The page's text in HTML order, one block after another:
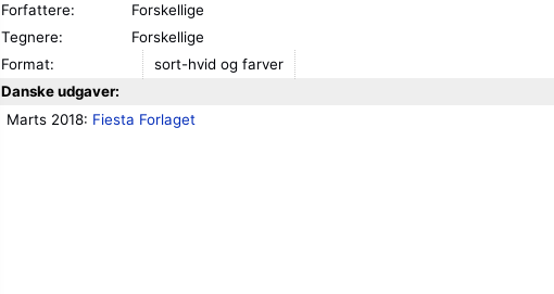
Forfattere:
Forskellige
Tegnere:
Forskellige
Format:
sort-hvid og farver
Danske udgaver:
Marts 2018: Fiesta Forlaget